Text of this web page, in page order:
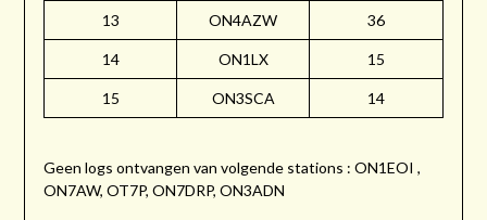
13 ON4AZW 36
14 ON1LX 15
15 ON3SCA 14
Geen logs ontvangen van volgende stations : ON1EOI ,
ON7AW, OT7P, ON7DRP, ON3ADN